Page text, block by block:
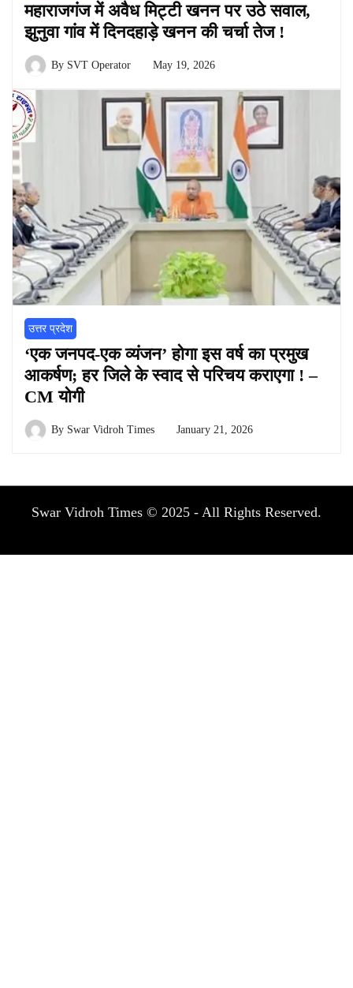
महाराजगंज में अवैध मिट्टी खनन पर उठे सवाल,
झुनुवा गांव में दिनदहाड़े खनन की चर्चा तेज !
By SVT Operator May 19, 2026
उत्तर प्रदेश
‘एक जनपद-एक व्यंजन’ होगा इस वर्ष का प्रमुख
आकर्षण; हर जिले के स्वाद से परिचय कराएगा ! –
CM योगी
By Swar Vidroh Times January 21, 2026
Swar Vidroh Times © 2025 - All Rights Reserved.